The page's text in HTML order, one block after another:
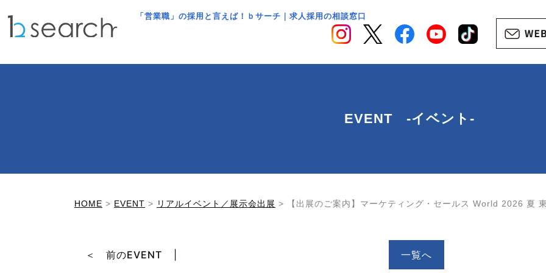
「営業職」の採用と言えば！ｂサーチ｜求人採用の相談窓口
EVENT -イベント-
HOME > EVENT > リアルイベント／展示会出展 > 【出展のご案内】マーケティング・セールス World 2026 夏
＜ 前のEVENT 一覧へ